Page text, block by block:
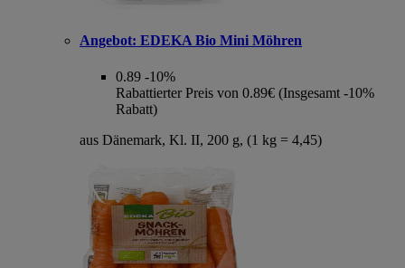
Angebot: EDEKA Bio Mini Möhren
0.89 -10%
Rabattierter Preis von 0.89€ (Insgesamt -10%
Rabatt)
aus Dänemark, Kl. II, 200 g, (1 kg = 4,45)